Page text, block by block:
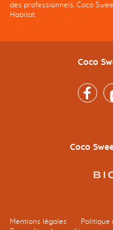
des professionnels. Coco
Habitat.
Coco
Facebook
Coco
Mentions légales
Politique